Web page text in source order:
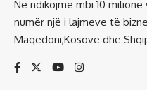
Ne ndikojmë mbi 10
numër një i lajmeve të
Maqedoni,Kosovë dhe